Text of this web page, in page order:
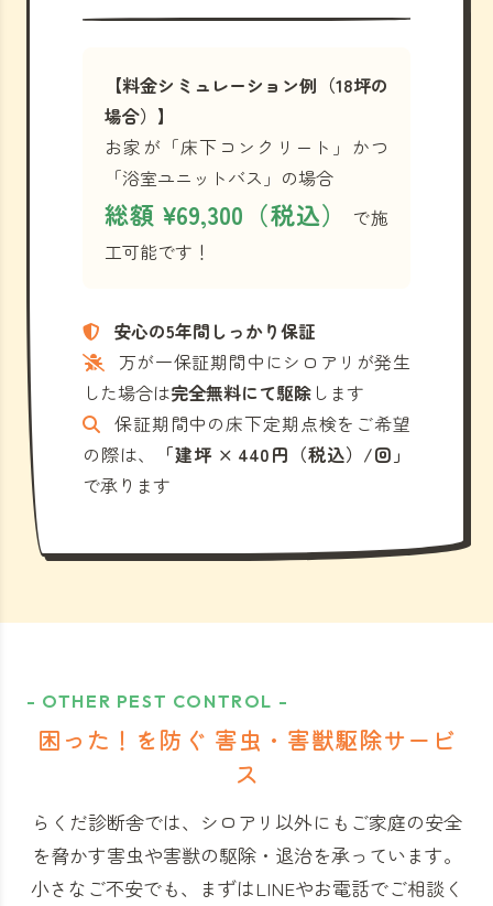
【料金シミュレーション例（18坪の
場合）】
お家が「床下コンクリート」かつ
「浴室ユニットバス」の場合
総額 ¥69,300（税込）
で施
工可能です！
安心の5年間しっかり保証
万が一保証期間中にシロアリが発生
した場合は完全無料にて駆除 します
保証期間中の床下定期点検をご希望
の際は、
「建坪 × 440円（税込）/回」
で承ります
- OTHER PEST CONTROL -
困った！を防ぐ 害虫・害獣駆除サービ
ス
らくだ診断舎では、シロアリ以外にもご家庭の安全
を脅かす害虫や害獣の駆除・退治を承っています。
小さなご不安でも、まずはLINEやお電話でご相談く